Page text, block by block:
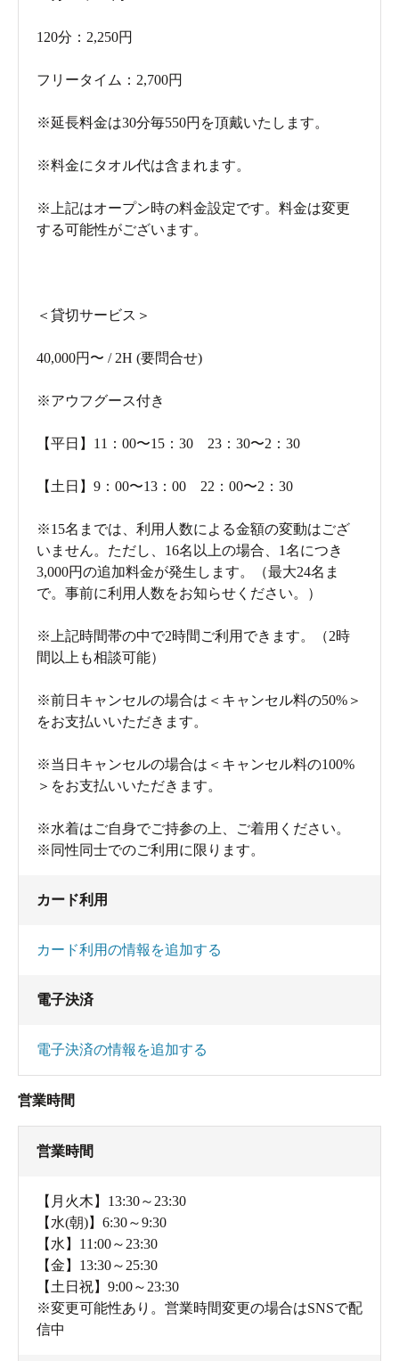
120分：2,250円
フリータイム：2,700円
※延長料金は30分毎550円を頂戴いたします。
※料金にタオル代は含まれます。
※上記はオープン時の料金設定です。料金は変更
する可能性がございます。
＜貸切サービス＞
40,000円〜 / 2H (要問合せ)
※アウフグース付き
【平日】11：00〜15：30 23：30〜2：30
【土日】9：00〜13：00 22：00〜2：30
※15名までは、利用人数による金額の変動はござ
いません。ただし、16名以上の場合、1名につき
3,000円の追加料金が発生します。（最大24名ま
で。事前に利用人数をお知らせください。）
※上記時間帯の中で2時間ご利用できます。（2時
間以上も相談可能）
※前日キャンセルの場合は＜キャンセル料の50%＞
をお支払いいただきます。
※当日キャンセルの場合は＜キャンセル料の100%
＞をお支払いいただきます。
※水着はご自身でご持参の上、ご着用ください。
※同性同士でのご利用に限ります。
カード利用
カード利用の情報を追加する
電子決済
電子決済の情報を追加する
営業時間
営業時間
【月火木】13:30～23:30
【水(朝)】6:30～9:30
【水】11:00～23:30
【金】13:30～25:30
【土日祝】9:00～23:30
※変更可能性あり。営業時間変更の場合はSNSで配
信中